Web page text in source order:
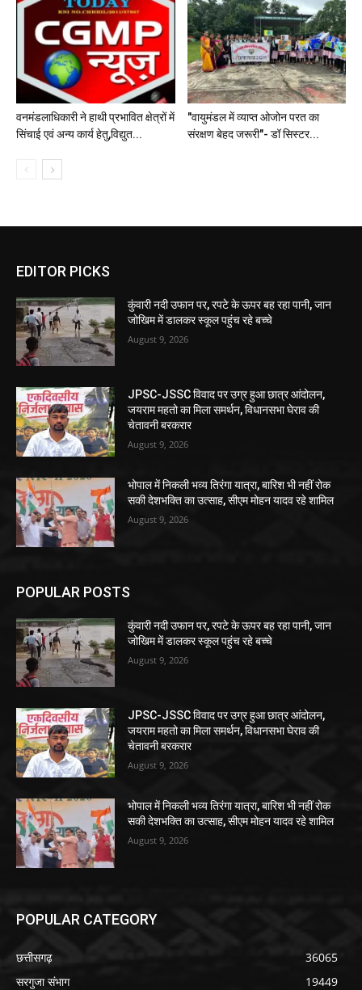
वनमंडलाधिकारी ने हाथी प्रभावित क्षेत्रों में
सिंचाई एवं अन्य कार्य हेतु,विद्युत...
"वायुमंडल में व्याप्त ओजोन परत का
संरक्षण बेहद जरूरी"- डॉ सिस्टर...
EDITOR PICKS
कुंवारी नदी उफान पर, रपटे के ऊपर बह रहा पानी, जान
जोखिम में डालकर स्कूल पहुंच रहे बच्चे
August 9, 2026
JPSC-JSSC विवाद पर उग्र हुआ छात्र आंदोलन,
जयराम महतो का मिला समर्थन, विधानसभा घेराव की
चेतावनी बरकरार
August 9, 2026
भोपाल में निकली भव्य तिरंगा यात्रा, बारिश भी नहीं रोक
सकी देशभक्ति का उत्साह, सीएम मोहन यादव रहे शामिल
August 9, 2026
POPULAR POSTS
कुंवारी नदी उफान पर, रपटे के ऊपर बह रहा पानी, जान
जोखिम में डालकर स्कूल पहुंच रहे बच्चे
August 9, 2026
JPSC-JSSC विवाद पर उग्र हुआ छात्र आंदोलन,
जयराम महतो का मिला समर्थन, विधानसभा घेराव की
चेतावनी बरकरार
August 9, 2026
भोपाल में निकली भव्य तिरंगा यात्रा, बारिश भी नहीं रोक
सकी देशभक्ति का उत्साह, सीएम मोहन यादव रहे शामिल
August 9, 2026
POPULAR CATEGORY
छत्तीसगढ़
36065
सरगुजा संभाग
19449